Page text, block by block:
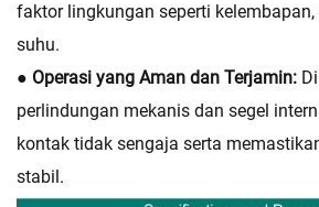
faktor lingkungan seperti
suhu.
● Operasi yang Aman dan Terjamin:
perlindungan mekanis dan segel
kontak tidak sengaja serta
stabil.